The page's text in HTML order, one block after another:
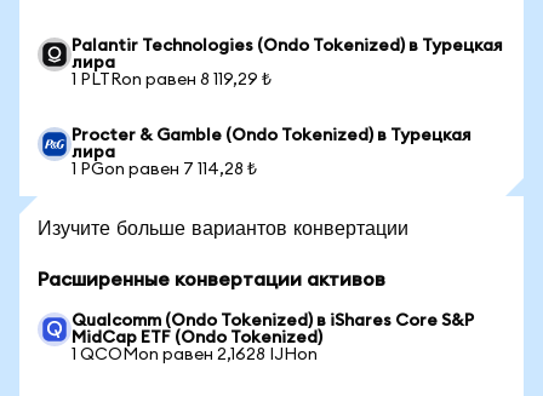
Palantir Technologies (Ondo Tokenized) в Турецкая
лира
1 PLTRon равен 8 119,29 ₺
Procter & Gamble (Ondo Tokenized) в Турецкая
лира
1 PGon равен 7 114,28 ₺
Изучите больше вариантов конвертации
Расширенные конвертации активов
Qualcomm (Ondo Tokenized) в iShares Core S&P
MidCap ETF (Ondo Tokenized)
1 QCOMon равен 2,1628 IJHon